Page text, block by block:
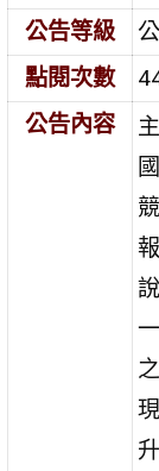
公告等級
點閱次數
公告內容